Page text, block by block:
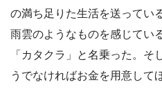
の満ち足りた生活を送ってい
雨雲のようなものを感じてい
「カタクラ」と名乗った。
うでなければお金を用意して